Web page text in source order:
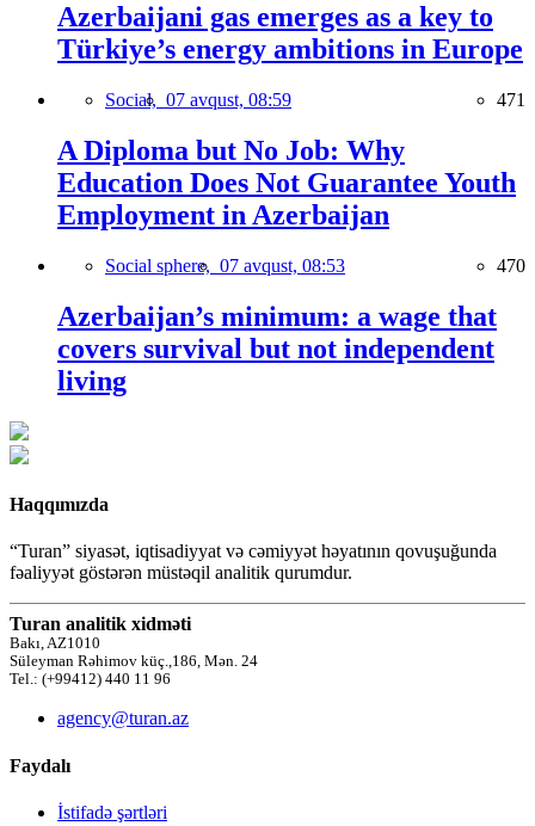
Azerbaijani gas emerges as a key to
Türkiye’s energy ambitions in Europe
Social, 07 avqust, 08:59 471
A Diploma but No Job: Why
Education Does Not Guarantee Youth
Employment in Azerbaijan
Social sphere, 07 avqust, 08:53 470
Azerbaijan’s minimum: a wage that
covers survival but not independent
living
Haqqımızda
“Turan” siyasət, iqtisadiyyat və cəmiyyət həyatının qovuşuğunda
fəaliyyət göstərən müstəqil analitik qurumdur.
Turan analitik xidməti
Bakı, AZ1010
Süleyman Rəhimov küç.,186, Mən. 24
Tel.: (+99412) 440 11 96
agency@turan.az
Faydalı
İstifadə şərtləri